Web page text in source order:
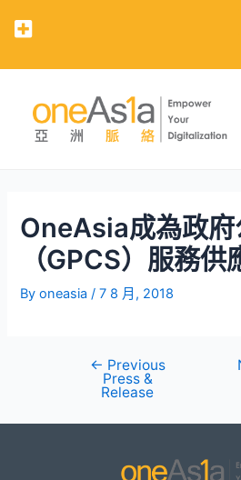
OneAsia成為政府
（GPCS）服務供
Byoneasia/7 8 月, 2018
← Previous
Press &
Release